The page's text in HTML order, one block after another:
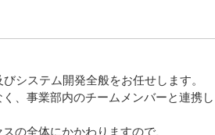
システム開発全般をお任せします。
、事業部内のチームメンバーと連携し
の全体にかかわりますので、